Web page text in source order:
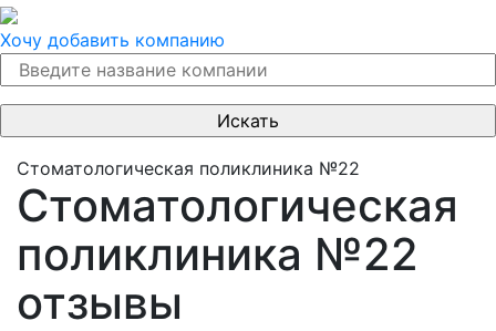
Хочу добавить компанию
Стоматологическая поликлиника №22
Стоматологическая
поликлиника №22
отзывы